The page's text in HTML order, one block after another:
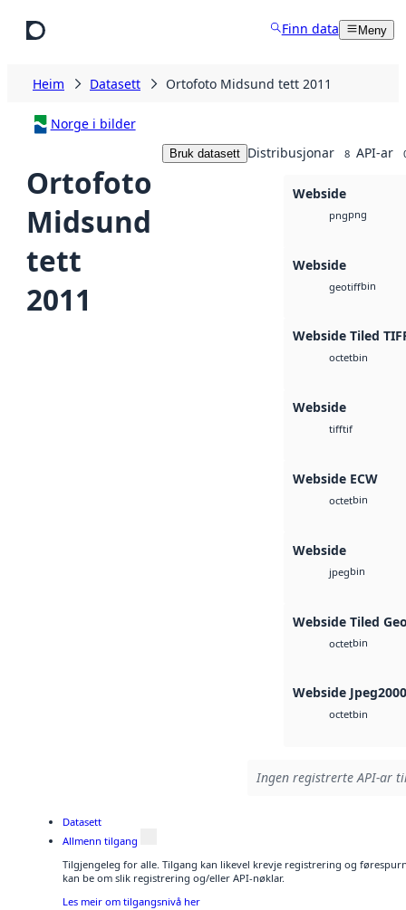
Finn data Meny
Heim Datasett Ortofoto Midsund tett 2011
Norge i bilder
Ortofoto
Midsund
tett
2011
Bruk datasett Distribusjonar 8 API-ar
Webside
pngpng
Webside
geotiffbin
Webside Tiled
octetbin
Webside
tifftif
Webside ECW
octetbin
Webside
jpegbin
Webside Tiled
octetbin
Webside Jpeg2000
octetbin
Ingen registrerte API-ar
Datasett
Allmenn tilgang
Tilgjengeleg for alle. Tilgang kan likevel krevje registrering og
kan be om slik registrering og/eller API-nøklar.
Les meir om tilgangsnivå her